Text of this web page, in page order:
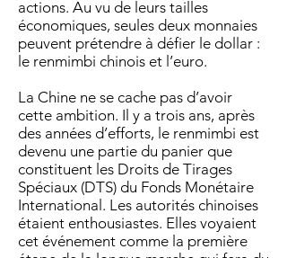
actions. Au vu de leurs tailles
économiques, seules deux monnaies
peuvent prétendre à défier le dollar :
le renmimbi chinois et l’euro.
La Chine ne se cache pas d’avoir
cette ambition. Il y a trois ans, après
des années d’efforts, le renmimbi est
devenu une partie du panier que
constituent les Droits de Tirages
Spéciaux (DTS) du Fonds Monétaire
International. Les autorités chinoises
étaient enthousiastes. Elles voyaient
cet événement comme la première